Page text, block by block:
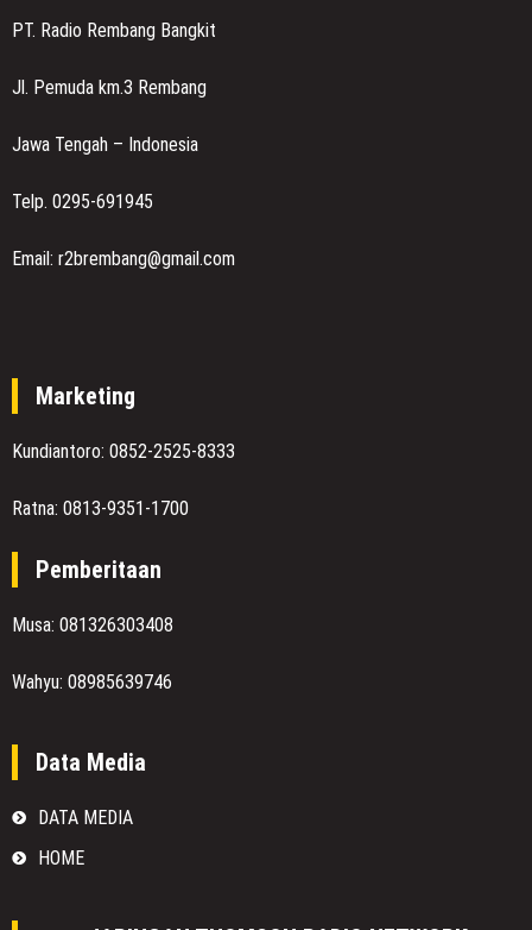
PT. Radio Rembang Bangkit
Jl. Pemuda km.3 Rembang
Jawa Tengah – Indonesia
Telp. 0295-691945
Email: r2brembang@gmail.com
Marketing
Kundiantoro: 0852-2525-8333
Ratna: 0813-9351-1700
Pemberitaan
Musa: 081326303408
Wahyu: 08985639746
Data Media
DATA MEDIA
HOME